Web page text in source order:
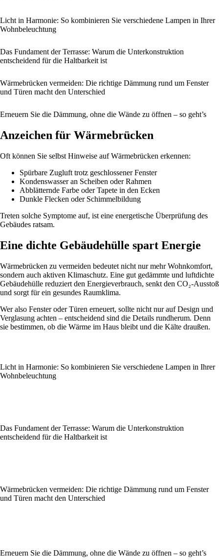
Licht in Harmonie: So kombinieren Sie verschiedene Lampen in Ihrer
Wohnbeleuchtung
Das Fundament der Terrasse: Warum die Unterkonstruktion
entscheidend für die Haltbarkeit ist
Wärmebrücken vermeiden: Die richtige Dämmung rund um Fenster
und Türen macht den Unterschied
Erneuern Sie die Dämmung, ohne die Wände zu öffnen – so geht’s
Anzeichen für Wärmebrücken
Oft können Sie selbst Hinweise auf Wärmebrücken erkennen:
Spürbare Zugluft trotz geschlossener Fenster
Kondenswasser an Scheiben oder Rahmen
Abblätternde Farbe oder Tapete in den Ecken
Dunkle Flecken oder Schimmelbildung
Treten solche Symptome auf, ist eine energetische Überprüfung des
Gebäudes ratsam.
Eine dichte Gebäudehülle spart Energie
Wärmebrücken zu vermeiden bedeutet nicht nur mehr Wohnkomfort,
sondern auch aktiven Klimaschutz. Eine gut gedämmte und luftdichte
Gebäudehülle reduziert den Energieverbrauch, senkt den CO₂-Ausstoß
und sorgt für ein gesundes Raumklima.
Wer also Fenster oder Türen erneuert, sollte nicht nur auf Design und
Verglasung achten – entscheidend sind die Details rundherum. Denn
sie bestimmen, ob die Wärme im Haus bleibt und die Kälte draußen.
Licht in Harmonie: So kombinieren Sie verschiedene Lampen in Ihrer
Wohnbeleuchtung
Das Fundament der Terrasse: Warum die Unterkonstruktion
entscheidend für die Haltbarkeit ist
Wärmebrücken vermeiden: Die richtige Dämmung rund um Fenster
und Türen macht den Unterschied
Erneuern Sie die Dämmung, ohne die Wände zu öffnen – so geht’s